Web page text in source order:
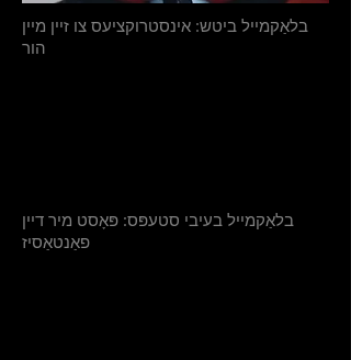
בלאַקמייל ביטש: אינסטרוקציעס צו זיין מיין
הור
בלאַקמייל בעיבי סטעפּס: פּאָסט מיר דיין
פאַנטאַסיז